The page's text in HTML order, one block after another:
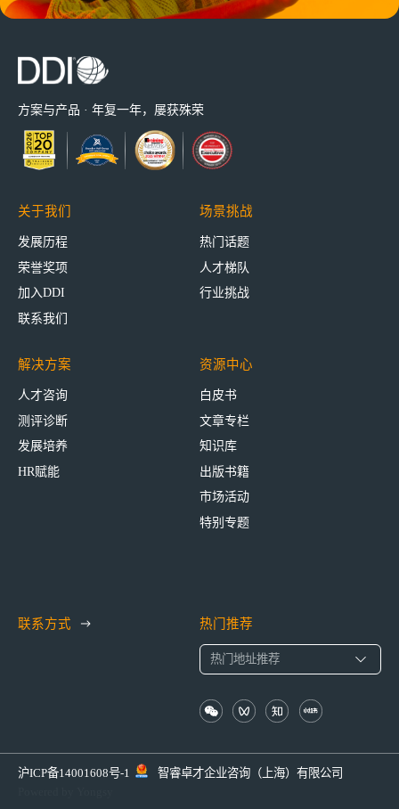
方案与产品 · 年复一年，屡获殊荣
关于我们
发展历程
荣誉奖项
加入DDI
联系我们
场景挑战
热门话题
人才梯队
行业挑战
解决方案
人才咨询
测评诊断
发展培养
HR赋能
资源中心
白皮书
文章专栏
知识库
出版书籍
市场活动
特别专题
联系方式 热门推荐
沪ICP备14001608号-1
智睿卓才企业咨询（上海）有限公司